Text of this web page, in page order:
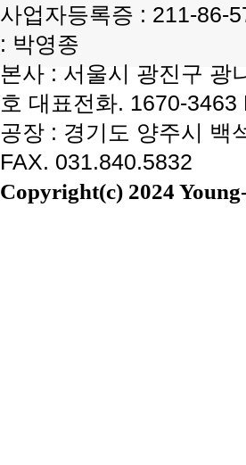
사업자등록증 : 211-86-
: 박영종
본사 : 서울시 광진구 광
호 대표전화. 1670-
공장 : 경기도 양주시 백
FAX. 031.840.5832
Copyright(c) 2024